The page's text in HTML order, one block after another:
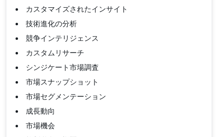
カスタマイズされたインサイト
技術進化の分析
競争インテリジェンス
カスタムリサーチ
シンジケート市場調査
市場スナップショット
市場セグメンテーション
成長動向
市場機会